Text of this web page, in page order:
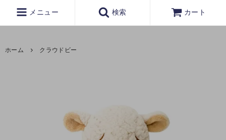
メニュー 検索 カート
ホーム クラウドビー